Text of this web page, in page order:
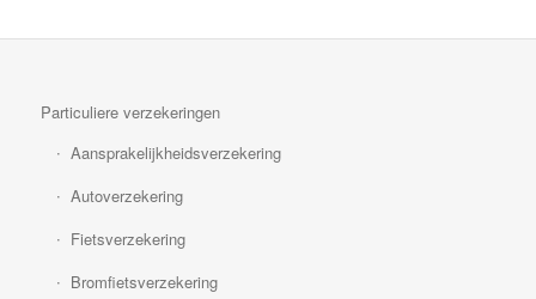
Particuliere verzekeringen
Aansprakelijkheidsverzekering
Autoverzekering
Fietsverzekering
Bromfietsverzekering